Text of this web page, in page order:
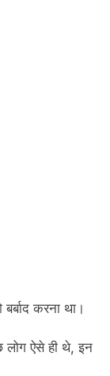
करना था।
लोग ऐसे ही थे, इन